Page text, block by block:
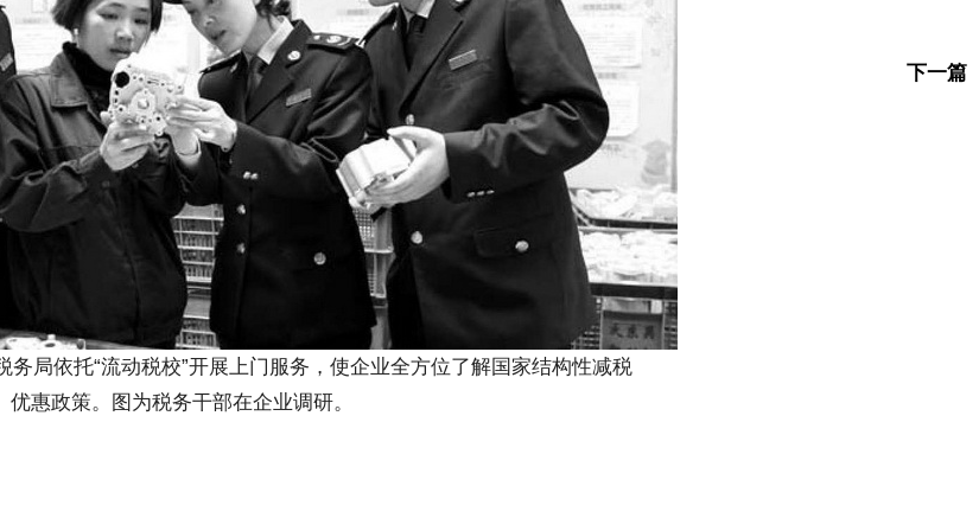
下一篇
务局依托“流动税校”开展上门服务，使企业全方位了解国家结构性减税
优惠政策。图为税务干部在企业调研。